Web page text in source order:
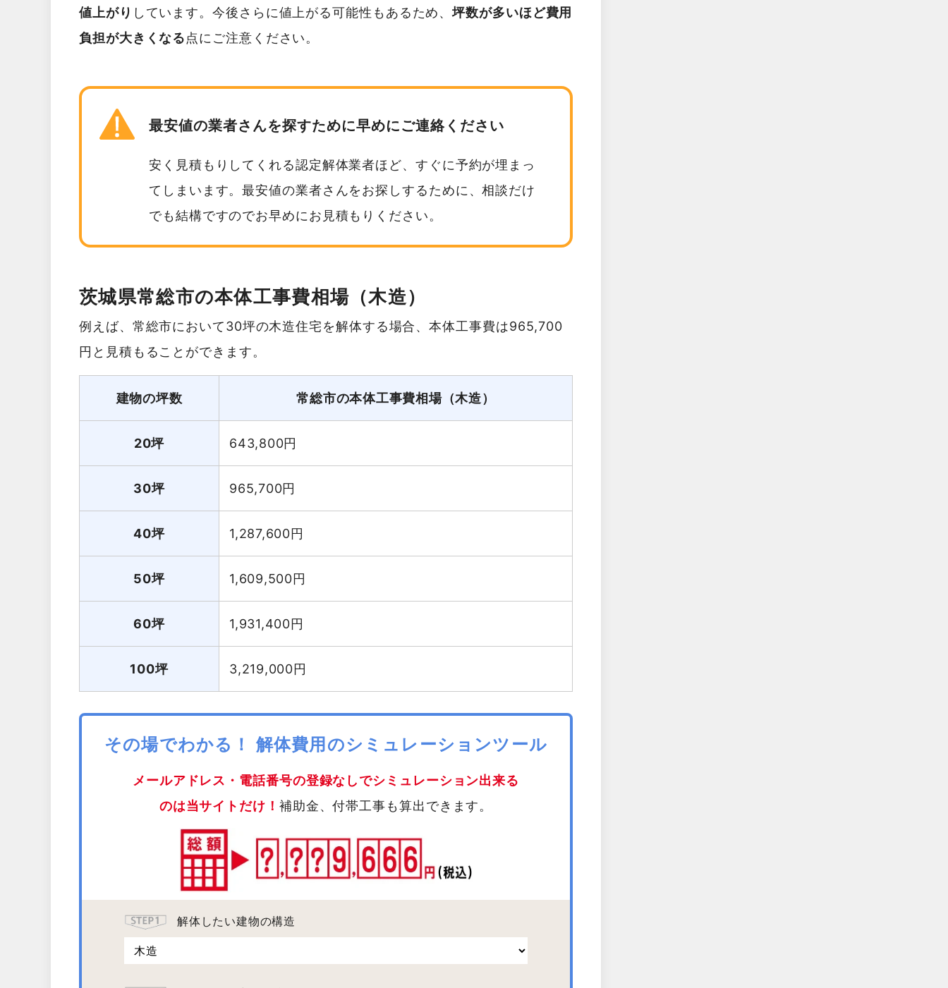
値上がり しています。今後さらに値上がる可能性もあるため、坪数が多いほど費用
負担が大きくなる点にご注意ください。
最安値の業者さんを探すために早めにご連絡ください
安く見積もりしてくれる認定解体業者ほど、すぐに予約が埋まっ
てしまいます。最安値の業者さんをお探しするために、相談だけ
でも結構ですのでお早めにお見積もりください。
茨城県常総市の本体工事費相場（木造）
例えば、常総市において30坪の木造住宅を解体する場合、本体工事費は965,700
円と見積もることができます。
建物の坪数 常総市の本体工事費相場（木造）
20坪 643,800円
30坪 965,700円
40坪 1,287,600円
50坪 1,609,500円
60坪 1,931,400円
100坪 3,219,000円
その場でわかる！ 解体費用のシミュレーションツール
メールアドレス・電話番号の登録なしでシミュレーション出来る
のは当サイトだけ！ 補助金、付帯工事も算出できます。
解体したい建物の構造